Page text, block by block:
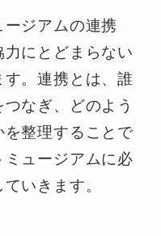
ジアムの連携
にとどまらない
。連携とは、誰
なぎ、どのよう
整理することで
ュージアムに必
いきます。